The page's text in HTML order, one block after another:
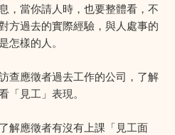
，當你請人時，也要整體看，不
方過去的實際經驗，與人處事的
怎樣的人。
查應徵者過去工作的公司，了解
「見工」表現。
解應徵者有沒有上課「見工面